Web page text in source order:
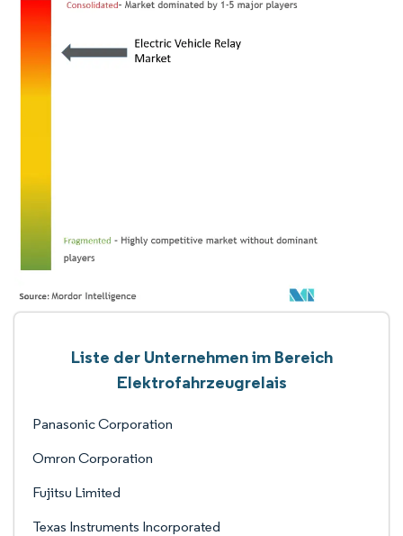
Liste der Unternehmen im Bereich
Elektrofahrzeugrelais
Panasonic Corporation
Omron Corporation
Fujitsu Limited
Texas Instruments Incorporated